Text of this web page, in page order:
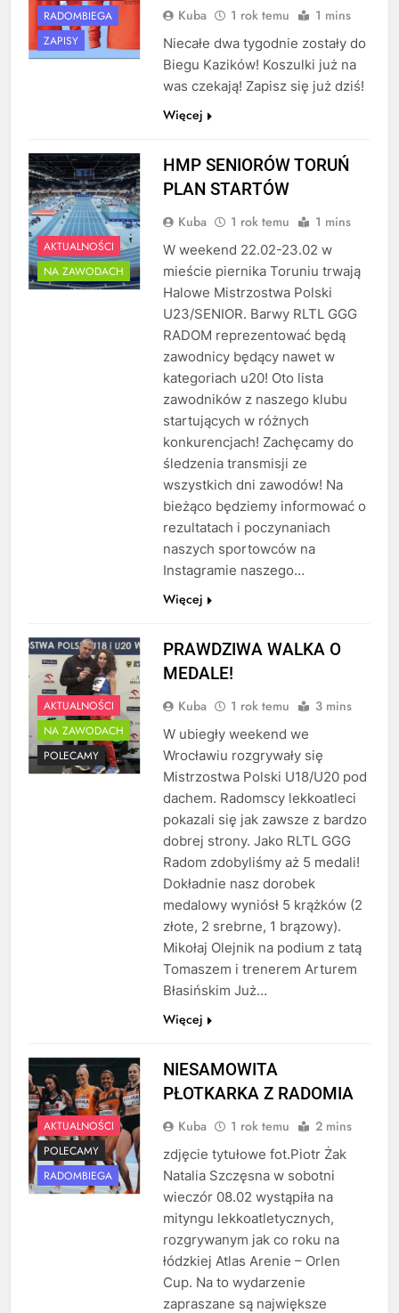
RADOMBIEGA
ZAPISY
Kuba 1 rok temu 1 mins
Niecałe dwa tygodnie zostały do
Biegu Kazików! Koszulki już na
was czekają! Zapisz się już dziś!
Więcej
AKTUALNOŚCI
NA ZAWODACH
HMP SENIORÓW TORUŃ
PLAN STARTÓW
Kuba 1 rok temu 1 mins
W weekend 22.02-23.02 w
mieście piernika Toruniu trwają
Halowe Mistrzostwa Polski
U23/SENIOR. Barwy RLTL GGG
RADOM reprezentować będą
zawodnicy będący nawet w
kategoriach u20! Oto lista
zawodników z naszego klubu
startujących w różnych
konkurencjach! Zachęcamy do
śledzenia transmisji ze
wszystkich dni zawodów! Na
bieżąco będziemy informować o
rezultatach i poczynaniach
naszych sportowców na
Instagramie naszego…
Więcej
AKTUALNOŚCI
NA ZAWODACH
POLECAMY
PRAWDZIWA WALKA O
MEDALE!
Kuba 1 rok temu 3 mins
W ubiegły weekend we
Wrocławiu rozgrywały się
Mistrzostwa Polski U18/U20 pod
dachem. Radomscy lekkoatleci
pokazali się jak zawsze z bardzo
dobrej strony. Jako RLTL GGG
Radom zdobyliśmy aż 5 medali!
Dokładnie nasz dorobek
medalowy wyniósł 5 krążków (2
złote, 2 srebrne, 1 brązowy).
Mikołaj Olejnik na podium z tatą
Tomaszem i trenerem Arturem
Błasińskim Już…
Więcej
AKTUALNOŚCI
POLECAMY
RADOMBIEGA
NIESAMOWITA
PŁOTKARKA Z RADOMIA
Kuba 1 rok temu 2 mins
zdjęcie tytułowe fot.Piotr Żak
Natalia Szczęsna w sobotni
wieczór 08.02 wystąpiła na
mityngu lekkoatletycznych,
rozgrywanym jak co roku na
łódzkiej Atlas Arenie – Orlen
Cup. Na to wydarzenie
zapraszane są największe